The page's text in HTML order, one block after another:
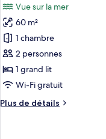
photos
pour
ce
type
de
chambre :
romantique,
Vue sur la mer
60 m²
1 chambre
2 personnes
1 grand lit
Wi-Fi gratuit
Plus de détails
Plus